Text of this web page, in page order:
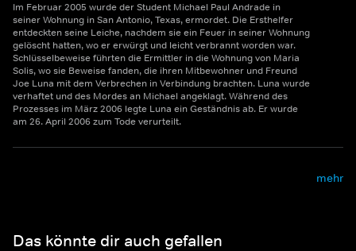
Im Februar 2005 wurde der Student Michael Paul Andrade in
seiner Wohnung in San Antonio, Texas, ermordet. Die Ersthelfer
entdeckten seine Leiche, nachdem sie ein Feuer in seiner Wohnung
gelöscht hatten, wo er erwürgt und leicht verbrannt worden war.
Schlüsselbeweise führten die Ermittler in die Wohnung von Maria
Solis, wo sie Beweise fanden, die ihren Mitbewohner und Freund
Joe Luna mit dem Verbrechen in Verbindung brachten. Luna wurde
verhaftet und des Mordes an Michael angeklagt. Während des
Prozesses im März 2006 legte Luna ein Geständnis ab. Er wurde
am 26. April 2006 zum Tode verurteilt.
mehr
Das könnte dir auch gefallen